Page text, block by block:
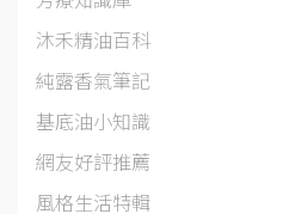
沐禾精油百科
純露香氣筆記
基底油小知識
網友好評推薦
風格生活特輯